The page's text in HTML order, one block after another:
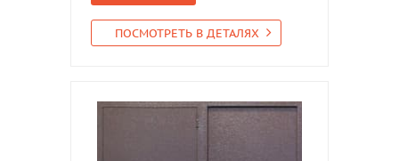
ПОСМОТРЕТЬ В ДЕТАЛЯХ